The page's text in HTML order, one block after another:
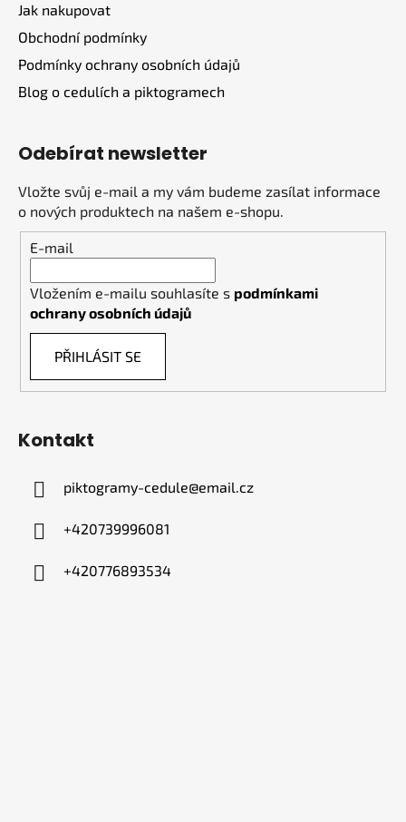
Jak nakupovat
Obchodní podmínky
Podmínky ochrany osobních údajů
Blog o cedulích a piktogramech
Odebírat newsletter
Vložte svůj e-mail a my vám budeme zasílat informace
o nových produktech na našem e-shopu.
E-mail
Vložením e-mailu souhlasíte s podmínkami
ochrany osobních údajů
PŘIHLÁSIT SE
Kontakt
piktogramy-cedule@email.cz
+420739996081
+420776893534